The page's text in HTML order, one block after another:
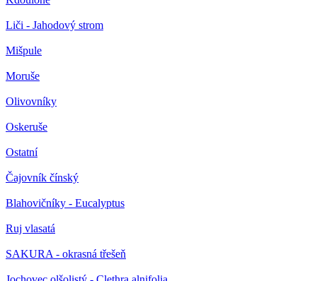
Liči - Jahodový strom
Mišpule
Moruše
Olivovníky
Oskeruše
Ostatní
Čajovník čínský
Blahovičníky - Eucalyptus
Ruj vlasatá
SAKURA - okrasná třešeň